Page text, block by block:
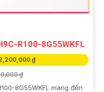
R100-8G55WKFL
₫
₫
8G55WKFL mang đến